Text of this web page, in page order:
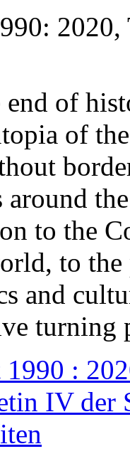
2020,
end of
of
around
to the
to the
and
turning
1990 :
IV der